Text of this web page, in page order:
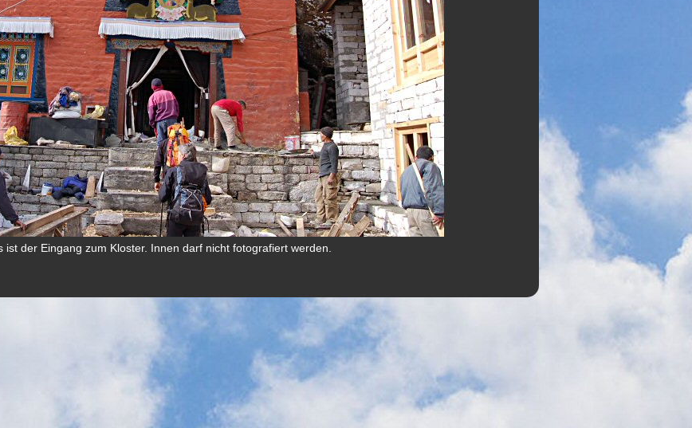
ist der Eingang zum Kloster. Innen darf nicht fotografiert werden.